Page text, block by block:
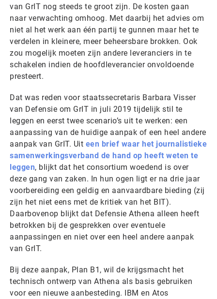
van GrIT nog steeds te groot zijn. De kosten gaan
naar verwachting omhoog. Met daarbij het advies om
niet al het werk aan één partij te gunnen maar het te
verdelen in kleinere, meer beheersbare brokken. Ook
zou mogelijk moeten zijn andere leveranciers in te
schakelen indien de hoofdleverancier onvoldoende
presteert.
Dat was reden voor staatssecretaris Barbara Visser
van Defensie om GrIT in juli 2019 tijdelijk stil te
leggen en eerst twee scenario’s uit te werken: een
aanpassing van de huidige aanpak of een heel andere
aanpak van GrIT. Uit een brief waar het journalistieke
samenwerkingsverband de hand op heeft weten te
leggen, blijkt dat het consortium woedend is over
deze gang van zaken. In hun ogen ligt er na drie jaar
voorbereiding een geldig en aanvaardbare bieding (zij
zijn het niet eens met de kritiek van het BIT).
Daarbovenop blijkt dat Defensie Athena alleen heeft
betrokken bij de gesprekken over eventuele
aanpassingen en niet over een heel andere aanpak
van GrIT.
Bij deze aanpak, Plan B1, wil de krijgsmacht het
technisch ontwerp van Athena als basis gebruiken
voor een nieuwe aanbesteding. IBM en Atos